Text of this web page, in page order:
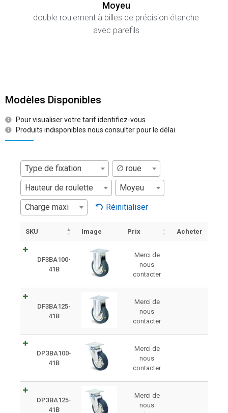
Moyeu
double roulement à billes de précision étanche
avec parefils
Modèles Disponibles
Pour visualiser votre tarif identifiez-vous
Produits indisponibles nous consulter pour le délai
Type de fixation
∅ roue
Hauteur de roulette
Moyeu
Charge maxi
Réinitialiser
SKU Image Prix Acheter
DF3BA100-
41B
Merci de
nous
contacter
DF3BA125-
41B
Merci de
nous
contacter
DP3BA100-
41B
Merci de
nous
contacter
DP3BA125-
41B
Merci de
nous